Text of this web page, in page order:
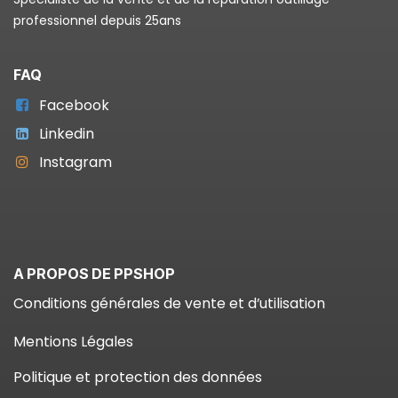
professionnel depuis 25ans
FAQ
Facebook
Linkedin
Instagram
A PROPOS DE PPSHOP
Conditions générales de vente et d’utilisation
Mentions Légales
Politique et protection des données